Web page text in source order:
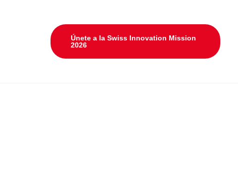
Únete a la Swiss Innovation Mission
2026